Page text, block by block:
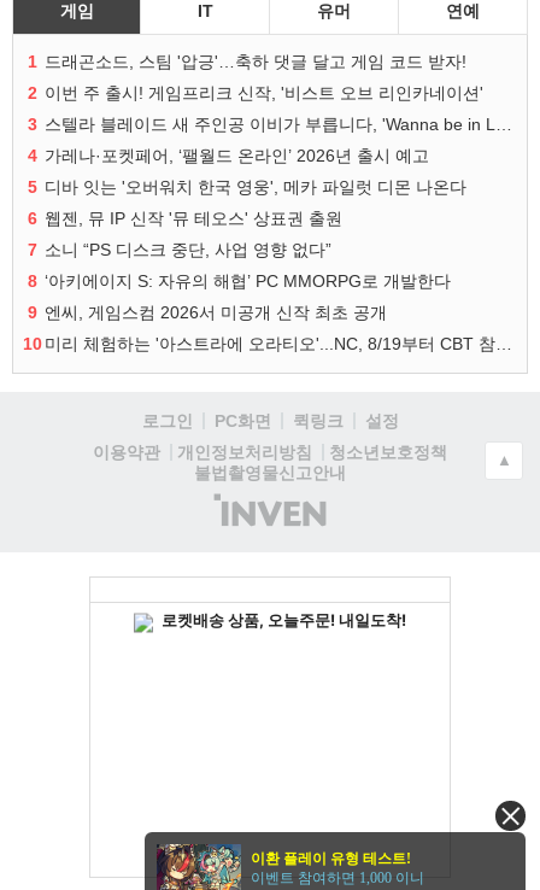
게임 IT 유머 연예
1 드래곤소드, 스팀 '압긍'…축하 댓글 달고 게임 코드 받자!
2 이번 주 출시! 게임프리크 신작, '비스트 오브 리인카네이션'
3
4 가레나·포켓페어, ‘팰월드 온라인’ 2026년 출시 예고
5 디바 잇는 '오버워치 한국 영웅', 메카 파일럿 디몬 나온다
6 웹젠, 뮤 IP 신작 '뮤 테오스' 상표권 출원
7 소니 “PS 디스크 중단, 사업 영향 없다”
8 ‘아키에이지 S: 자유의 해협’ PC MMORPG로 개발한다
9 엔씨, 게임스컴 2026서 미공개 신작 최초 공개
10
로그인 PC화면 퀵링크
설정
이용약관
개인정보처리방침
청소년보호정책
불법촬영물신고안내
(주)
인
▲
이환 플레이 유형 테스트!
이벤트 참여하면 1,000 이니